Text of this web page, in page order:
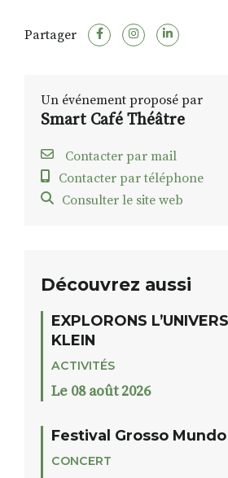
Partager
Un événement proposé par
Smart Café Théâtre
Contacter par mail
Contacter par téléphone
Consulter le site web
Découvrez aussi
EXPLORONS
KLEIN
ACTIVITÉS
Le 08 août 2026
Festival Grosso
CONCERT